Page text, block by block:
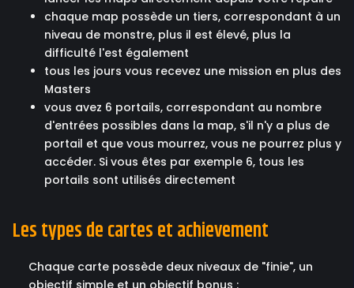
chaque map possède un tiers, correspondant à un
niveau de monstre, plus il est élevé, plus la
difficulté l'est également
tous les jours vous recevez une mission en plus des
Masters
vous avez 6 portails, correspondant au nombre
d'entrées possibles dans la map, s'il n'y a plus de
portail et que vous mourrez, vous ne pourrez plus y
accéder. Si vous êtes par exemple 6, tous les
portails sont utilisés directement
Les types de cartes et achievement
Chaque carte possède deux niveaux de "finie", un